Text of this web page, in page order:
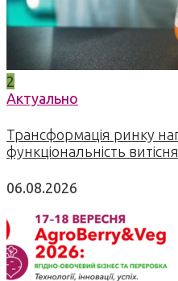
2
Актуально
Трансформація ринку
функціональність
06.08.2026